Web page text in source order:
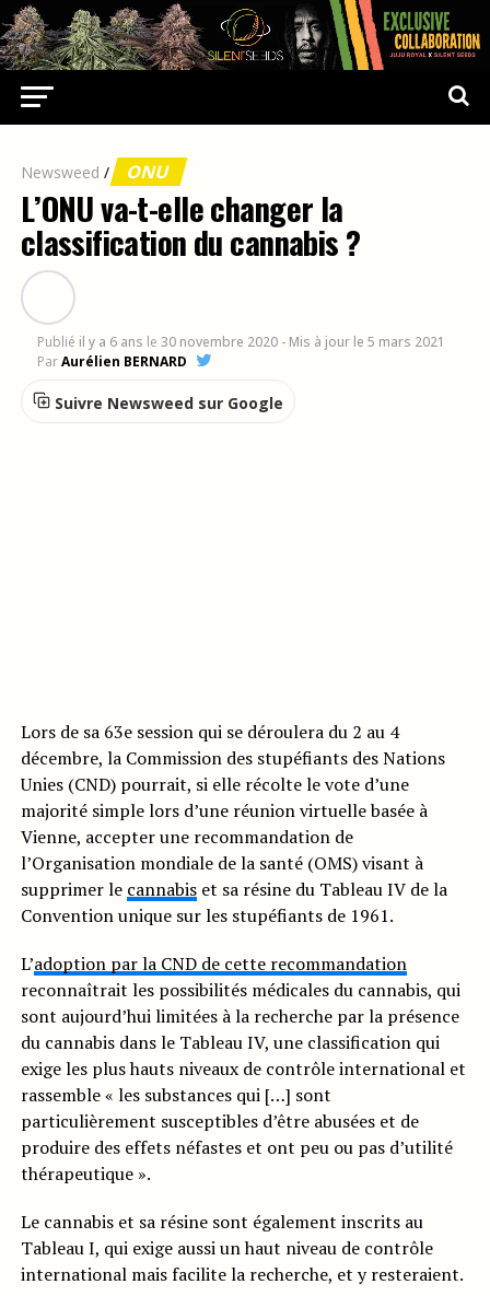
Newsweed / ONU
L’ONU va-t-elle changer la
classification du cannabis ?
Publié il y a 6 ans le 30 novembre 2020 - Mis à jour le 5 mars 2021
ParAurélien BERNARD
Suivre Newsweed sur Google
Lors de sa 63e session qui se déroulera du 2 au 4
décembre, la Commission des stupéfiants des Nations
Unies (CND) pourrait, si elle récolte le vote d’une
majorité simple lors d’une réunion virtuelle basée à
Vienne, accepter une recommandation de
l’Organisation mondiale de la santé (OMS) visant à
supprimer le cannabiset sa résine du Tableau IV de la
Convention unique sur les stupéfiants de 1961.
L’adoption par la CND de cette recommandation
reconnaîtrait les possibilités médicales du cannabis, qui
sont aujourd’hui limitées à la recherche par la présence
du cannabis dans le Tableau IV, une classification qui
exige les plus hauts niveaux de contrôle international et
rassemble « les substances qui […] sont
particulièrement susceptibles d’être abusées et de
produire des effets néfastes et ont peu ou pas d’utilité
thérapeutique ».
Le cannabis et sa résine sont également inscrits au
Tableau I, qui exige aussi un haut niveau de contrôle
international mais facilite la recherche, et y resteraient.